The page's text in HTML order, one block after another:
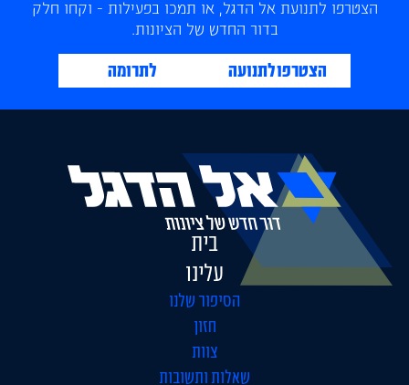
הצטרפו לתנועת אל הדגל, או תמכו בפעילות - וקחו חלק
בדור החדש של הציונות.
הצטרפו לתנועה לתרומה
בית
עלינו
הסיפור שלנו
חזון
צוות
שאלות ותשובות